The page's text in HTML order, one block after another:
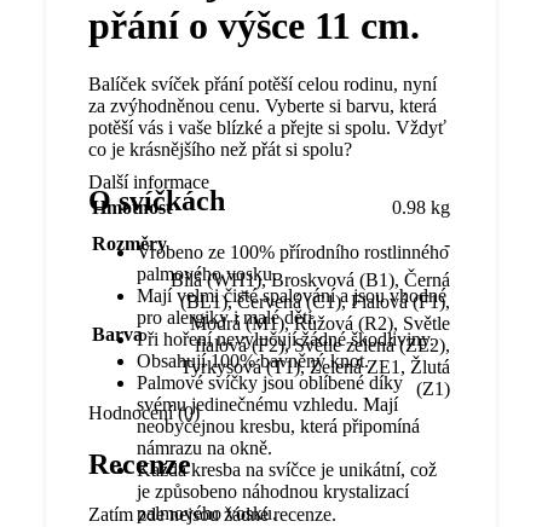
přání o výšce 11 cm.
Balíček svíček přání potěší celou rodinu, nyní
za zvýhodněnou cenu. Vyberte si barvu, která
potěší vás i vaše blízké a přejte si spolu. Vždyť
co je krásnějšího než přát si spolu?
O svíčkách
Vrobeno ze 100% přírodního rostlinného
palmového vosku.
Mají velmi čisté spalování a jsou vhodné
pro alergiky i malé děti.
Při hoření nevylučují žádné škodliviny.
Obsahují 100% bavněný knot.
Palmové svíčky jsou oblíbené díky
svému jedinečnému vzhledu. Mají
neobyčejnou kresbu, která připomíná
námrazu na okně.
Každá kresba na svíčce je unikátní, což
je způsobeno náhodnou krystalizací
palmového vosku.
Další informace
Hmotnost
0.98 kg
Rozměry
-
Barva
Bílá (WH1),Broskvová (B1), Černá
(BL1),Červená (C1),Fialová (F1),
Modrá (M1),Růžová (R2), Světle
fialová (F2),Světle zelená (ZE2),
Tyrkysová (T1),Zelená ZE1 , Žlutá
(Z1)
Hodnocení (0)
Recenze
Zatím zde nejsou žádné recenze.